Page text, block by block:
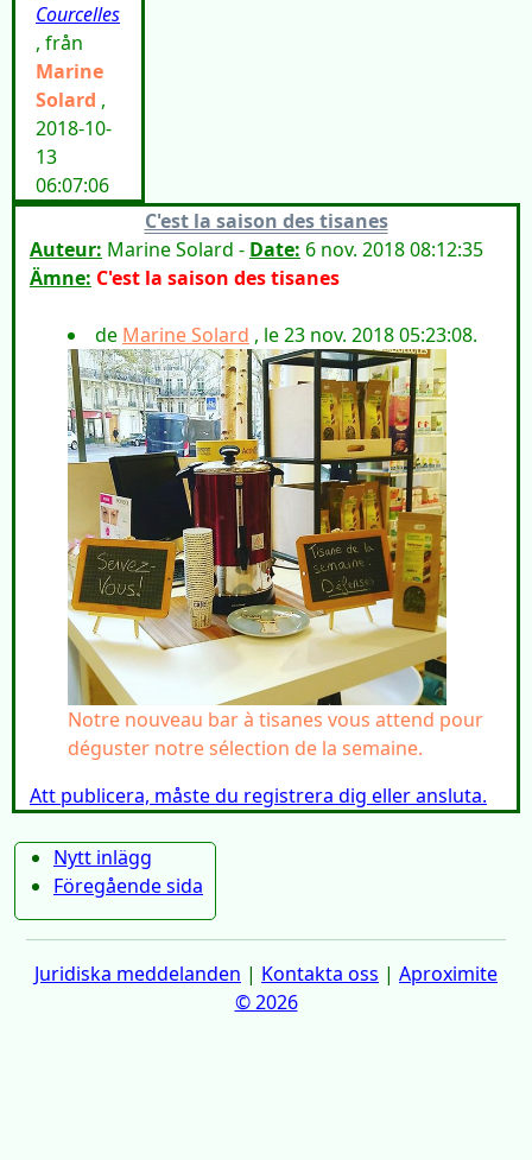
Courcelles
, från
Marine
Solard ,
2018-10-
13
06:07:06
C'est la saison des tisanes
Auteur: Marine Solard - Date: 6 nov. 2018 08:12:35
Ämne: C'est la saison des tisanes
de Marine Solard , le 23 nov. 2018 05:23:08.
Notre nouveau bar à tisanes vous attend pour
déguster notre sélection de la semaine.
Att publicera, måste du registrera dig eller ansluta.
Nytt inlägg
Föregående sida
Juridiska meddelanden | Kontakta oss | Aproximite
© 2026